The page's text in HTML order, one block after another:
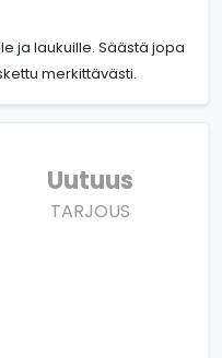
ja laukuille. Säästä jopa
merkittävästi.
Uutuus
TARJOUS